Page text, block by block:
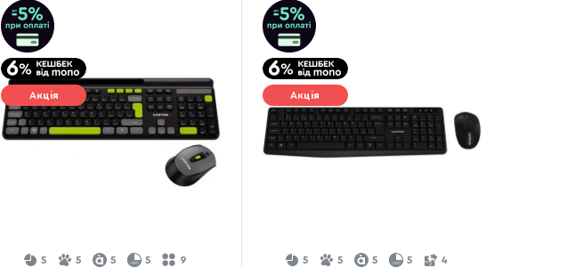
Акція
5 5 5 5 9
Акція
5 5 5 5 4